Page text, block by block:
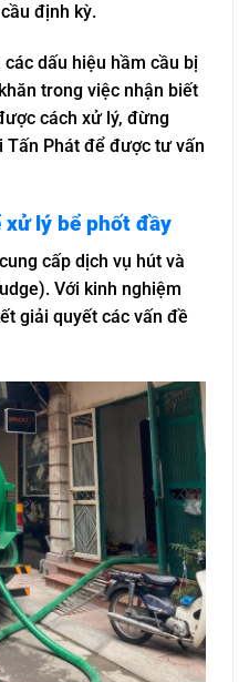
định kỳ.
dấu hiệu hầm cầu bị
trong việc nhận biết
cách xử lý, đừng
Tấn Phát để được tư vấn
xử lý bể phốt đầy
cấp dịch vụ hút và
Với kinh nghiệm
giải quyết các vấn đề